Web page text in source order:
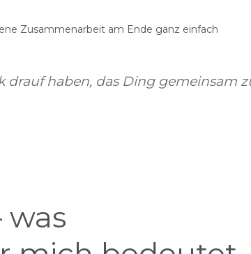
Zusammenarbeit am Ende ganz einfach
drauf haben, das Ding gemeinsam